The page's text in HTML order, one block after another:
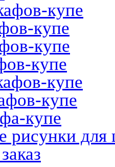
купе
купе
купе
купе
купе
купе
купе
рисунки